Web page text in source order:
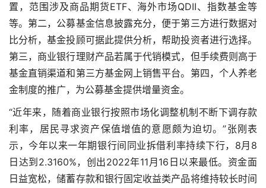
置，范围涉及商品期货ETF、海外市场QDII、指数基金等
等。第二，公募基金信息披露充分，便于第三方进行数据对
比分析，基金投顾可据此提供分析，帮助投资者进行选择。
第三，商业银行理财产品若属于代销模式，但手续费则高于
基金直销渠道和第三方基金网上销售平台。第四，个人养老
金制度的推广，为公募基金提供增量资金。
“近年来，随着商业银行按照市场化调整机制不断下调存款
利率，居民寻求资产保值增值的意愿颇为迫切。”张刚表
示，今年以来一年期银行间同业拆借利率持续下行，8月8
日达到2.3160%，创出2022年11月16日以来最低。资金面
日益宽松，储蓄存款和银行固定收益类产品将维持较长时间